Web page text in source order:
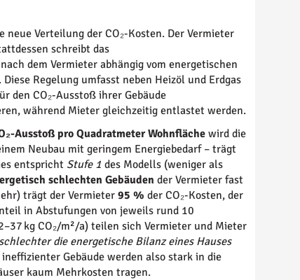
Verteilung der CO₂-Kosten. Der Vermieter
schreibt das
dem Vermieter abhängig vom energetischen
Regelung umfasst neben Heizöl und Erdgas
den CO₂-Ausstoß ihrer Gebäude
während Mieter gleichzeitig entlastet werden.
Ausstoß pro Quadratmeter Wohnfläche wird die
Neubau mit geringem Energiebedarf – trägt
entspricht Stufe 1 des Modells (weniger als
schlechten Gebäuden der Vermieter fast
trägt der Vermieter95 % der CO₂-Kosten, der
in Abstufungen von jeweils rund 10
kg CO₂/m²/a) teilen sich Vermieter und Mieter
die energetische Bilanz eines Hauses
Gebäude werden also stark in die
kaum Mehrkosten tragen.